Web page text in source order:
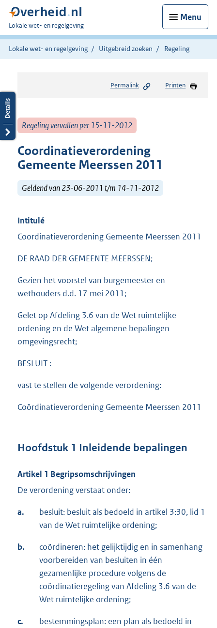
Menu
U
bent
hier:
Lokale wet- en regelgeving
Lokale wet- en regelgeving Uitgebreid zoeken Regeling
Permalink Printen
Regeling vervallen per 15-11-2012
Coordinatieverordening
Gemeente Meerssen 2011
Geldend van 23-06-2011 t/m 14-11-2012
Intitulé
Coordinatieverordening Gemeente Meerssen 2011
DE RAAD DER GEMEENTE MEERSSEN;
Gezien het voorstel van burgemeester en
wethouders d.d. 17 mei 2011;
Gelet op Afdeling 3.6 van de Wet ruimtelijke
ordening en de Wet algemene bepalingen
omgevingsrecht;
BESLUIT :
vast te stellen de volgende verordening:
Coördinatieverordening Gemeente Meerssen 2011
Hoofdstuk 1 Inleidende bepalingen
Artikel 1 Begripsomschrijvingen
De verordening verstaat onder:
a.
besluit: besluit als bedoeld in artikel 3:30, lid 1
van de Wet ruimtelijke ordening;
b.
coördineren: het gelijktijdig en in samenhang
voorbereiden van besluiten in één
gezamenlijke procedure volgens de
coördinatieregeling van Afdeling 3.6 van de
Wet ruimtelijke ordening;
c.
bestemmingsplan: een plan als bedoeld in